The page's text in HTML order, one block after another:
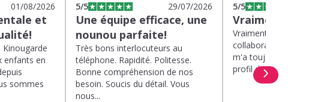
01/08/2026
et
enfants en
sommes
5/5 29/07/2026
Une équipe efficace, une
nounou parfaite!
Très bons interlocuteurs au
téléphone. Rapidité. Politesse.
Bonne compréhension de nos
besoin. Soucis du détail. Vous
nous...
5/5
Vraiment top
Vraiment top, plus d'un
collaboration avec
m'a toujours proposé de
profil de nounou. Et